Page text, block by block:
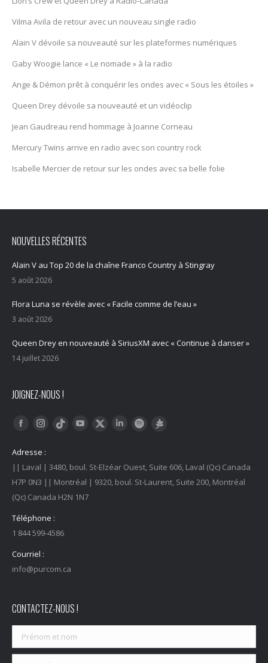
Vilma Avila de retour avec un nouveau single radio
Alain V dévoile sa nouveauté sur les plateformes numériques
Gaby Woogie lance « Le nomade » à la radio
Ange & Démon prêt à conquérir les ondes avec « Sous les étoiles »
Queen Drey dévoile sa nouveauté et un vidéoclip
Jean Gaudreau rend hommage à Joanne Corneau
Mercury Twïns arrive en radio avec son country rock
Isabelle Mercier de retour sur les ondes avec sa belle folie
NOUVELLES RÉCENTES
Alain V au Top 20 de la chaîne Franco Country à Stingray
5 août 2026
Flora Luna se révèle avec « Facile comme de l’eau »
3 août 2026
Queen Drey en nouveauté à SiriusXM avec « Continue à danser »
14 juillet 2026
JOIGNEZ-NOUS !
Trouvez nous sur :
FacebookInstagram
Tiktok YouTubeTwitter LinkedInSpotify
Adresse :
|| Laval | 3480, boul. St-Elzéar Ouest, Suite 606, Laval (Qc) Canada
H7P 0N3 || Montréal | 9320, boul. St-Laurent, Suite 200, Montréal
(Qc) Canada H2N 1N7
Téléphone :
1 844 599-4586
Courriel :
info@purcom.ca
CONTACTEZ-NOUS !